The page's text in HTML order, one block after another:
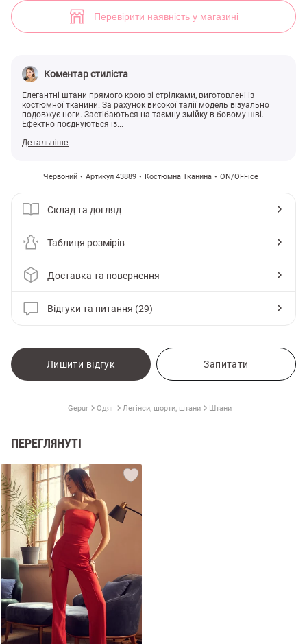
29
Перевірити наявність у магазині
Коментар стиліста
Елегантні штани прямого крою зі стрілками, виготовлені із
костюмної тканини. За рахунок високої талії модель візуально
подовжує ноги. Застібаються на таємну змійку в бовому шві.
Ефектно поєднуються із...
Детальніше
Червоний Артикул 43889 Костюмна Тканина ON/OFFice
Склад та догляд
Таблиця розмірів
Доставка та повернення
Відгуки та питання (29)
Лишити відгук Запитати
Gepur Одяг Легінси, шорти, штани Штани
ПЕРЕГЛЯНУТІ
Червоні штани з високою посадкою (арт. 43889) ♡ інтернет-